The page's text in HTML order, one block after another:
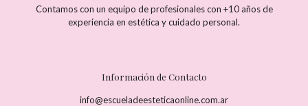
Contamos con un equipo de profesionales con +10 años de
experiencia en estética y cuidado personal.
Información de Contacto
info@escueladeesteticaonline.com.ar